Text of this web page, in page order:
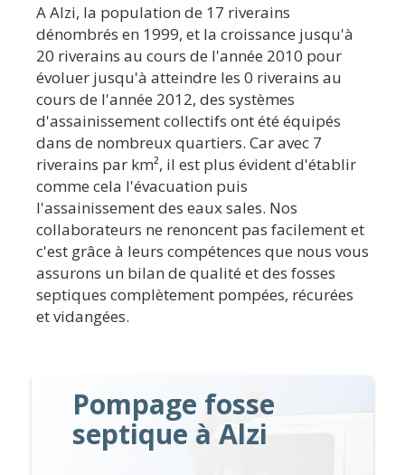
A Alzi, la population de 17 riverains
dénombrés en 1999, et la croissance jusqu'à
20 riverains au cours de l'année 2010 pour
évoluer jusqu'à atteindre les 0 riverains au
cours de l'année 2012, des systèmes
d'assainissement collectifs ont été équipés
dans de nombreux quartiers. Car avec 7
riverains par km², il est plus évident d'établir
comme cela l'évacuation puis
l'assainissement des eaux sales. Nos
collaborateurs ne renoncent pas facilement et
c'est grâce à leurs compétences que nous vous
assurons un bilan de qualité et des fosses
septiques complètement pompées, récurées
et vidangées.
Pompage fosse
septique à Alzi